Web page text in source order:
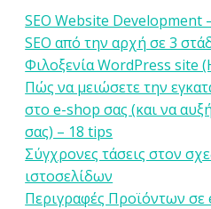
SEO Website
SEO από την αρχή σε 3
Φιλοξενία WordPress site
Πώς να μειώσετε την
στο e-shop σας (και να
σας) – 18 tips
Σύγχρονες τάσεις στον
ιστοσελίδων
Περιγραφές Προϊόντων σε